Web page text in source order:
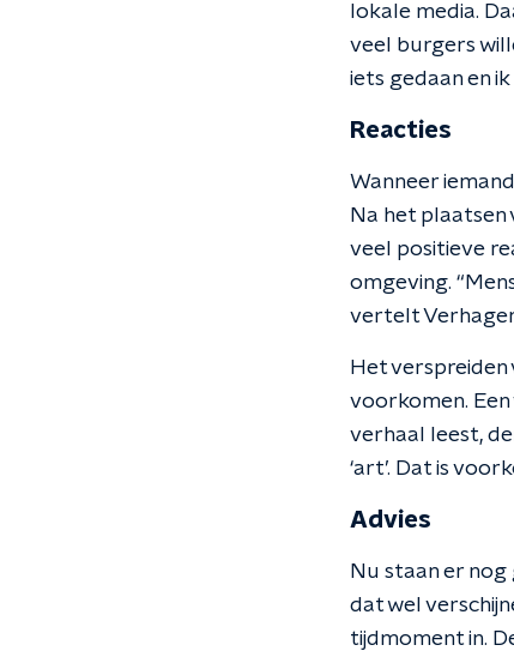
lokale media.
veel burgers
iets gedaan en
Reacties
Wanneer
Na het
veel positieve
omgeving.
vertelt
Het
voorkomen.
verhaal leest,
‘art’. Dat is
Advies
Nu staan er
dat wel
tijdmoment in.